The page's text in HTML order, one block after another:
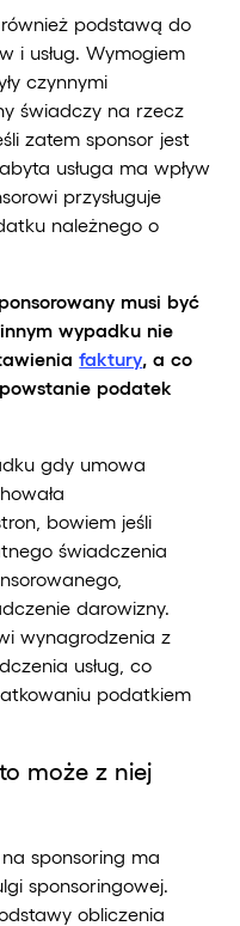
podstawą do
i usług. Wymogiem
czynnymi
świadczy na rzecz
zatem sponsor jest
usługa ma wpływ
przysługuje
należnego o
musi być
wypadku nie
faktury, a co
podatek
gdy umowa
bowiem jeśli
świadczenia
darowizny.
wynagrodzenia z
usług, co
podatkiem
może z niej
sponsoring ma
sponsoringowej.
obliczenia